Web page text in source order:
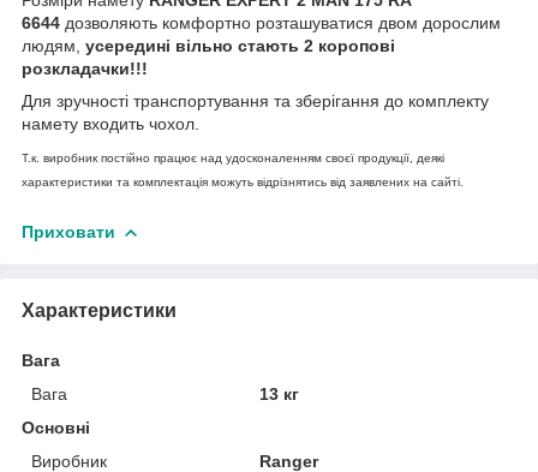
6644 дозволяють комфортно розташуватися двом дорослим
людям, усередині вільно стають 2 коропові
розкладачки!!!
Для зручності транспортування та зберігання до комплекту
намету входить чохол.
Т.к. виробник постійно працює над удосконаленням своєї продукції, деякі
характеристики та комплектація можуть відрізнятись від заявлених на сайті.
Приховати
Характеристики
Вага
Вага
13 кг
Основні
Виробник
Ranger